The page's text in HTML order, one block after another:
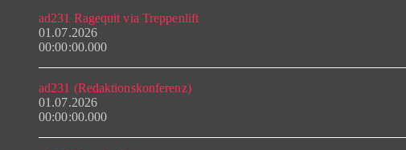
ad231 Ragequit via Treppenlift
01.07.2026
00:00:00.000
ad231 (Redaktionskonferenz)
01.07.2026
00:00:00.000